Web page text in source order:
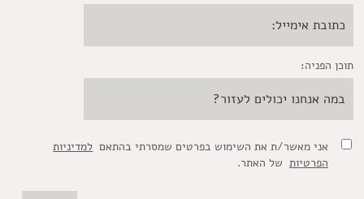
תוכן הפניה:
אני מאשר/ת את השימוש בפרטים שמסרתי בהתאם למדיניות
הפרטיותשל האתר.